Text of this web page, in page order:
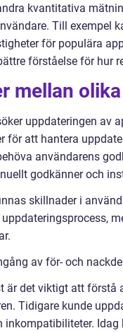
kvantitativa
Till exempel
för populära
förståelse för hur
mellan
uppdateringen av
för att hantera
användarens
godkänner och
skillnader i
av för- och
är det viktigt att förstå
Tidigare kunde
inkompatibiliteter.